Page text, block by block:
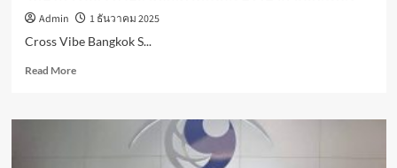
ต้อนรับ
ใหม่
2026
Admin
1 ธันวาคม 2025
Cross Vibe Bangkok S...
Read MoreRead
เปิด